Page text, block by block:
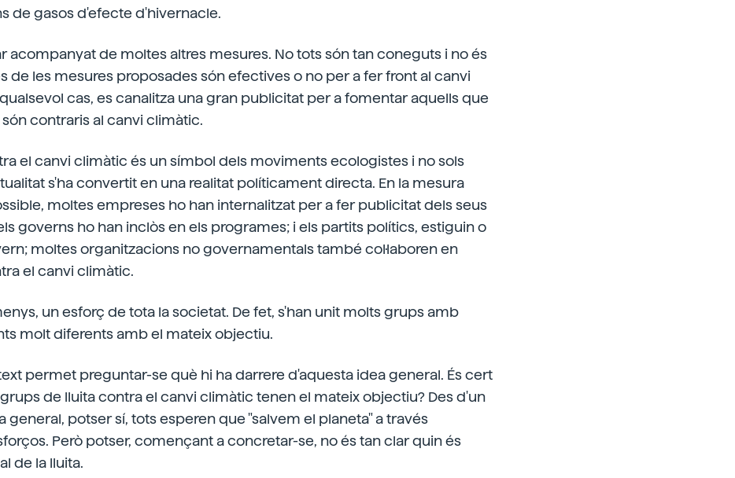
de gasos d'efecte d'hivernacle.
acompanyat de moltes altres mesures. No tots són tan coneguts i no és
de les mesures proposades són efectives o no per a fer front al canvi
cas, es canalitza una gran publicitat per a fomentar aquells que
contraris al canvi climàtic.
el canvi climàtic és un símbol dels moviments ecologistes i no sols
s'ha convertit en una realitat políticament directa. En la mesura
moltes empreses ho han internalitzat per a fer publicitat dels seus
governs ho han inclòs en els programes; i els partits polítics, estiguin o
moltes organitzacions no governamentals també col·laboren en
el canvi climàtic.
un esforç de tota la societat. De fet, s'han unit molts grups amb
molt diferents amb el mateix objectiu.
permet preguntar-se què hi ha darrere d'aquesta idea general. És cert
de lluita contra el canvi climàtic tenen el mateix objectiu? Des d'un
general, potser sí, tots esperen que "salvem el planeta" a través
Però potser, començant a concretar-se, no és tan clar quin és
de la lluita.